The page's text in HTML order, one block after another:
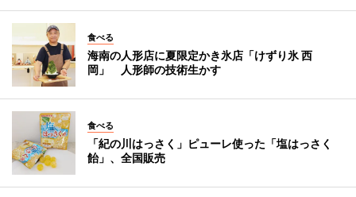
食べる
海南の人形店に夏限定かき氷店「けずり氷 西
岡」 人形師の技術生かす
食べる
「紀の川はっさく」ピューレ使った「塩はっさく
飴」、全国販売